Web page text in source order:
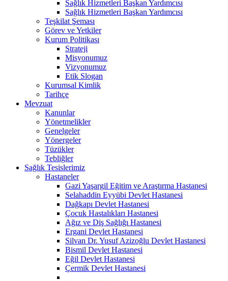
Sağlık Hizmetleri Başkan Yardımcısı
Sağlık Hizmetleri Başkan Yardımcısı
Teşkilat Şeması
Görev ve Yetkiler
Kurum Politikası
Strateji
Misyonumuz
Vizyonumuz
Etik Slogan
Kurumsal Kimlik
Tarihçe
Mevzuat
Kanunlar
Yönetmelikler
Genelgeler
Yönergeler
Tüzükler
Tebliğler
Sağlık Tesislerimiz
Hastaneler
Gazi Yaşargil Eğitim ve Araştırma Hastanesi
Selahaddin Eyyübi Devlet Hastanesi
Dağkapı Devlet Hastanesi
Çocuk Hastalıkları Hastanesi
Ağız ve Diş Sağlığı Hastanesi
Ergani Devlet Hastanesi
Silvan Dr. Yusuf Azizoğlu Devlet Hastanesi
Bismil Devlet Hastanesi
Eğil Devlet Hastanesi
Çermik Devlet Hastanesi